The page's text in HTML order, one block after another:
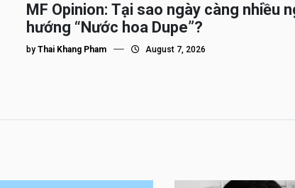
MF Opinion: Tại sao ngày càng nhiều
hướng “Nước hoa Dupe”?
by Thai Khang Pham August 7, 2026